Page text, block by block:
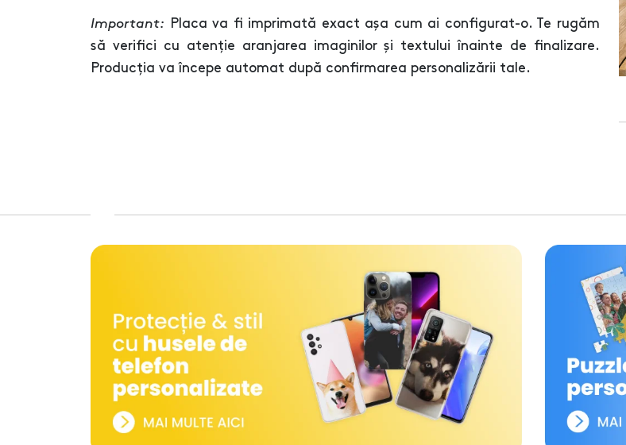
Important: Placa va fi imprimată exact așa cum ai configurat-o. Te rugăm
să verifici cu atenție aranjarea imaginilor și textului înainte de finalizare.
Producția va începe automat după confirmarea personalizării tale.